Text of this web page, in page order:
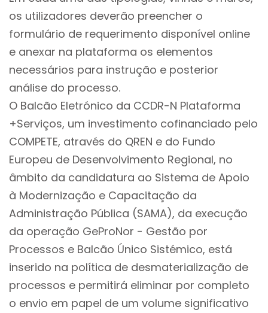
os utilizadores deverão preencher o
formulário de requerimento disponível online
e anexar na plataforma os elementos
necessários para instrução e posterior
análise do processo.
O Balcão Eletrónico da CCDR-N Plataforma
+Serviços, um investimento cofinanciado pelo
COMPETE, através do QREN e do Fundo
Europeu de Desenvolvimento Regional, no
âmbito da candidatura ao Sistema de Apoio
à Modernização e Capacitação da
Administração Pública (SAMA), da execução
da operação GeProNor - Gestão por
Processos e Balcão Único Sistémico, está
inserido na política de desmaterialização de
processos e permitirá eliminar por completo
o envio em papel de um volume significativo